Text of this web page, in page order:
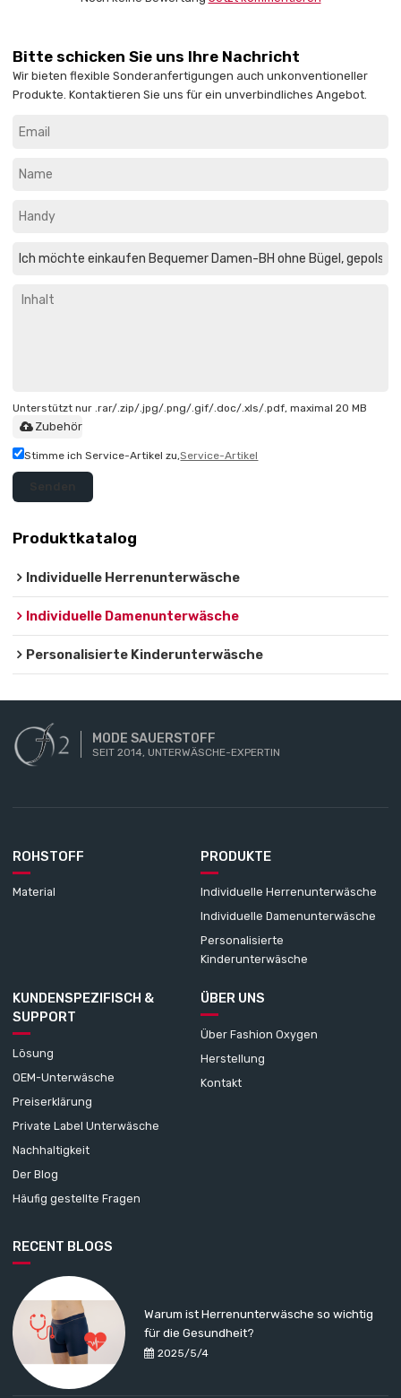
Bitte schicken Sie uns Ihre Nachricht
Wir bieten flexible Sonderanfertigungen auch unkonventioneller
Produkte. Kontaktieren Sie uns für ein unverbindliches Angebot.
Unterstützt nur .rar/.zip/.jpg/.png/.gif/.doc/.xls/.pdf, maximal 20 MB
Zubehör
Stimme ich Service-Artikel zu,Service-Artikel
Produktkatalog
Individuelle Herrenunterwäsche
Individuelle Damenunterwäsche
Personalisierte Kinderunterwäsche
MODE SAUERSTOFF
SEIT 2014, UNTERWÄSCHE-EXPERTIN
ROHSTOFF
Material
PRODUKTE
Individuelle Herrenunterwäsche
Individuelle Damenunterwäsche
Personalisierte
Kinderunterwäsche
KUNDENSPEZIFISCH &
SUPPORT
Lösung
OEM-Unterwäsche
Preiserklärung
Private Label Unterwäsche
Nachhaltigkeit
Der Blog
Häufig gestellte Fragen
ÜBER UNS
Über Fashion Oxygen
Herstellung
Kontakt
RECENT BLOGS
2025/5/4
Warum ist Herrenunterwäsche so wichtig
für die Gesundheit?